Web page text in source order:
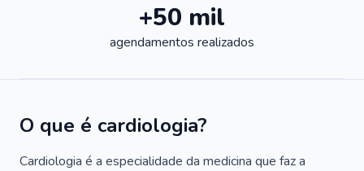
+50 mil
agendamentos realizados
O que é cardiologia?
Cardiologia é a especialidade da medicina que faz a